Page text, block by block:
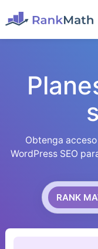
Obtenga
WordPress SEO
RANK